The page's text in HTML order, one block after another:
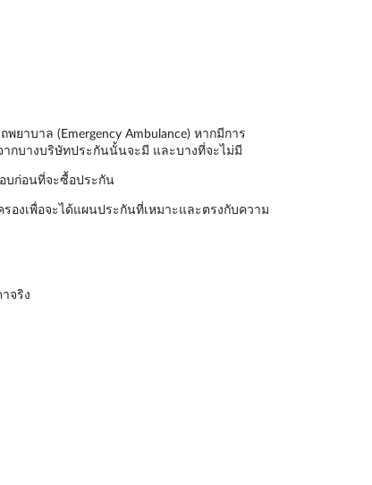
าบาล (Emergency Ambulance) หากมีการ
กบางบริษัทประกันนั้นจะมี และบางที่จะไม่มี
บก่อนที่จะซื้อประกัน
งเพื่อจะได้แผนประกันที่เหมาะและตรงกับความ
จริง